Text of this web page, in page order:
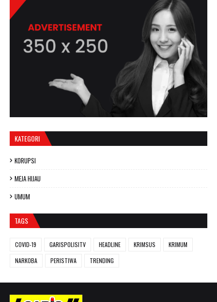
KATEGORI
KORUPSI
MEJA HIJAU
UMUM
TAGS
COVID-19 GARISPOLISITV HEADLINE KRIMSUS
KRIMUM
NARKOBA
PERISTIWA TRENDING